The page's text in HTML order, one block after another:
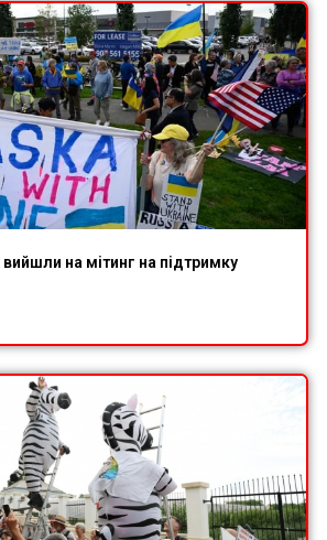
на мітинг на підтримку